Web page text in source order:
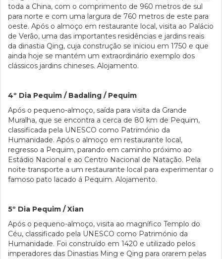
toda a China, com o comprimento de 960 metros de sul
para norte e com uma largura de 760 metros de este para
oeste. Após o almoço em restaurante local, visita ao Palácio
de Verão, uma das importantes residências e jardins reais
da dinastia Qing, cuja construção se iniciou em 1750 e que
ainda hoje se mantém um extraordinário exemplo dos
clássicos jardins chineses. Alojamento.
4º Dia Pequim / Badaling / Pequim
Após o pequeno-almoço, saída para visita da Grande
Muralha, que se encontra a cerca de 80 km de Pequim,
classificada pela UNESCO como Património da
Humanidade. Após o almoço em restaurante local,
regresso a Pequim, parando em caminho próximo ao
Estádio Nacional e ao Centro Nacional de Natação. Pela
noite transporte a um restaurante local para experimentar o
famoso pato lacado á Pequim. Alojamento.
5º Dia Pequim / Xian
Após o pequeno-almoço, visita ao magnífico Templo do
Céu, classificado pela UNESCO como Património da
Humanidade. Foi construído em 1420 e utilizado pelos
imperadores das Dinastias Ming e Qing para orarem pelas